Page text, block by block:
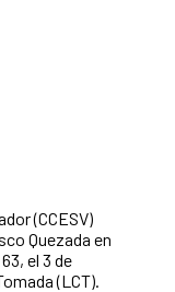
(CCESV)
Quezada en
el 3 de
(LCT).